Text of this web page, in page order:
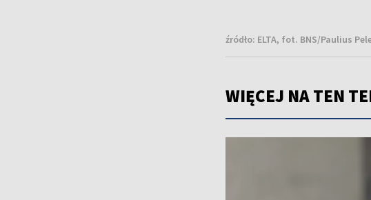
źródło: ELTA, fot. BNS/Paulius
WIĘCEJ NA TEN